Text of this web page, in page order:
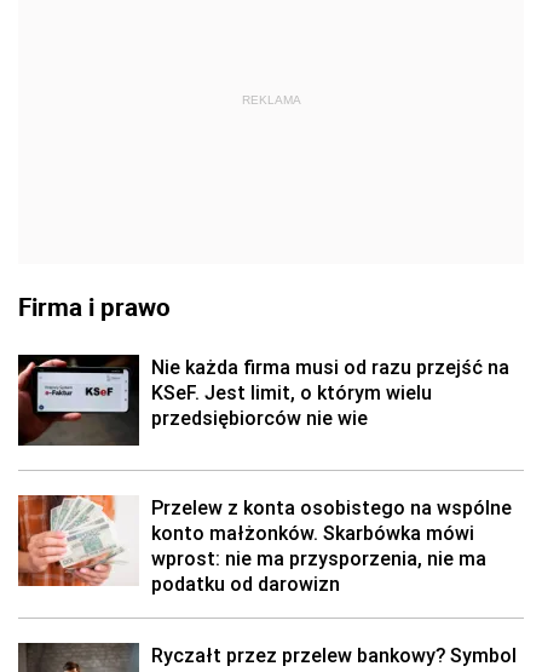
REKLAMA
Firma i prawo
Nie każda firma musi od razu przejść na
KSeF. Jest limit, o którym wielu
przedsiębiorców nie wie
Przelew z konta osobistego na wspólne
konto małżonków. Skarbówka mówi
wprost: nie ma przysporzenia, nie ma
podatku od darowizn
Ryczałt przez przelew bankowy? Symbol